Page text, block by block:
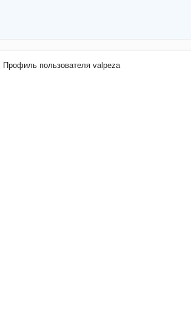
Профиль пользователя valpeza